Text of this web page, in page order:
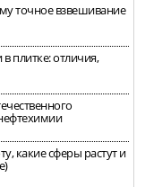
точное взвешивание
плитке: отличия,
какие сферы растут и